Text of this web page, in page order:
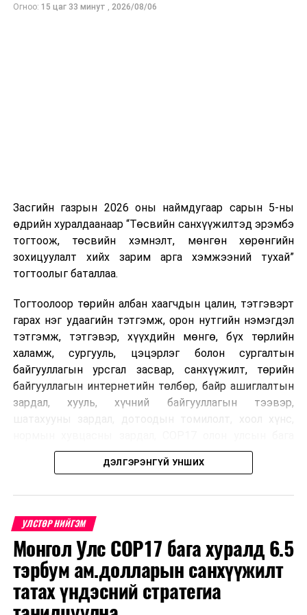
ДАРААХ МЭДЭЭ
Огноо: 15 цаг 33 минут , 2026/08/06
Засгийн газрын 2026 оны наймдугаар сарын 5-ны
өдрийн хуралдаанаар “Төсвийн санхүүжилтэд эрэмбэ
тогтоож, төсвийн хэмнэлт, мөнгөн хөрөнгийн
зохицуулалт хийх зарим арга хэмжээний тухай”
тогтоолыг баталлаа.
Тогтоолоор төрийн албан хаагчдын цалин, тэтгэвэрт
гарах нэг удаагийн тэтгэмж, орон нутгийн нэмэгдэл
тэтгэмж, тэтгэвэр, хүүхдийн мөнгө, бүх төрлийн
халамж, сургууль, цэцэрлэг болон сургалтын
байгууллагын урсгал засвар, санхүүжилт, төрийн
байгууллагын интернетийн төлбөр, байр ашиглалтын
зардал, хууль, хүчний байгууллагын тээвэр,
хурлын зардал, Засгийн газрын өр, орон нутгийн нөөц
хөрөнгийн санхүүжилтийг хэвийн үргэлжлүүлэхээр
Харин дараах зардлыг хязгаарлахаар болсон байна.
Үүнд:
Олон улсын болон Засгийн газрын
шийдвэртэйгээс бусад хурал, зөвлөгөөн, ой,
тэмдэглэлт өдөр, найр наадам, соёлын арга
ДЭЛГЭРЭНГҮЙ УНШИХ
УЛСТӨР НИЙГЭМ
Монгол Улс COP17 бага хуралд 6.5
тэрбум ам.долларын санхүүжилт
татах үндэсний стратегиа